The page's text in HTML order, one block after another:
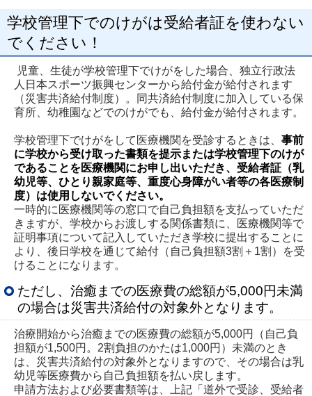
学校管理下でのけがは受給者証を使わない
でください！
児童、生徒が学校管理下でけがをした場合、独立行政法
人日本スポーツ振興センターから給付金が給付されます
（災害共済給付制度）。同共済給付制度に加入している保
育所、幼稚園などでのけがでも、給付金が給付されます。
学校管理下でけがをして医療機関を受診するときは、 事前
に学校から受け取った書類を提示または学校管理下のけが
であることを医療機関にお申し出いただき、 受給者証（乳
幼児等、ひとり親家庭等、重度心身障がい者等の各医療制
度）は使用しないでください。
一時的に医療機関等の窓口で自己負担額を支払っていただ
きますが、学校からお渡しする関係書類に、医療機関等で
証明事項について記入していただき学校に提出することに
より、後日学校を通じて給付（自己負担額3割＋1割）を受
けることになります。
ただし、治癒までの医療費の総額が5,000円未満
の場合は災害共済給付の対象外となります。
治療開始から治癒までの医療費の総額が5,000円（自己負
担額が1,500円。2割負担のかたは1,000円）未満のとき
は、災害共済給付の対象外となりますので、その場合は乳
幼児等医療費から自己負担額を払い戻します。
申請方法および必要書類等は、上記「道外で受診、受給者